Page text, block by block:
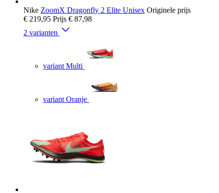
Nike ZoomX Dragonfly 2 Elite Unisex Originele prijs
€ 219,95 Prijs € 87,98
2 varianten
variant Multi
variant Oranje